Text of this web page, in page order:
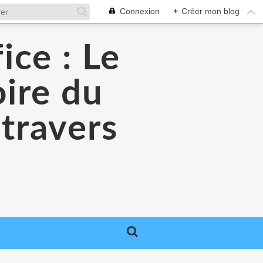
Connexion + Créer mon blog
: Le
du